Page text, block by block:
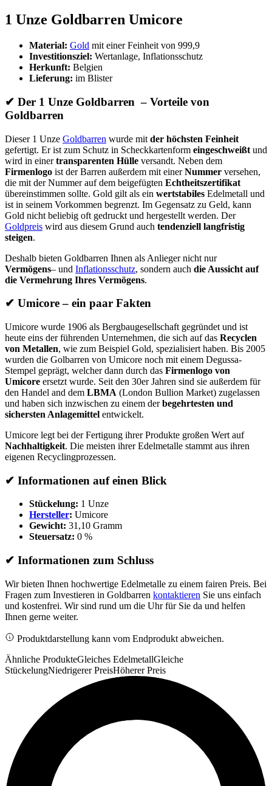
1 Unze Goldbarren Umicore
Material: Gold mit einer Feinheit von 999,9
Investitionsziel: Wertanlage, Inflationsschutz
Herkunft: Belgien
Lieferung: im Blister
✔ Der 1 Unze Goldbarren – Vorteile von
Goldbarren
Dieser 1 Unze Goldbarren wurde mit der höchsten Feinheit
gefertigt. Er ist zum Schutz in Scheckkartenform eingeschweißt und
wird in einertransparenten Hülle versandt. Neben dem
Firmenlogo ist der Barren außerdem mit einerNummer versehen,
die mit der Nummer auf dem beigefügten Echtheitszertifikat
übereinstimmen sollte. Gold gilt als ein wertstabiles Edelmetall und
ist in seinem Vorkommen begrenzt. Im Gegensatz zu Geld, kann
Gold nicht beliebig oft gedruckt und hergestellt werden. Der
Goldpreis wird aus diesem Grund auch tendenziell langfristig
steigen.
Deshalb bieten Goldbarren Ihnen als Anlieger nicht nur
Vermögens– und Inflationsschutz, sondern auch die Aussicht auf
die Vermehrung Ihres Vermögens.
✔ Umicore – ein paar Fakten
Umicore wurde 1906 als Bergbaugesellschaft gegründet und ist
heute eins der führenden Unternehmen, die sich auf das Recyclen
von Metallen, wie zum Beispiel Gold, spezialisiert haben. Bis 2005
wurden die Golbarren von Umicore noch mit einem Degussa-
Stempel geprägt, welcher dann durch das Firmenlogo von
Umicore ersetzt wurde. Seit den 30er Jahren sind sie außerdem für
den Handel and dem LBMA (London Bullion Market) zugelassen
und haben sich inzwischen zu einem derbegehrtesten und
sichersten Anlagemittel entwickelt.
Umicore legt bei der Fertigung ihrer Produkte großen Wert auf
Nachhaltigkeit. Die meisten ihrer Edelmetalle stammt aus ihren
eigenen Recyclingprozessen.
✔ Informationen auf einen Blick
Stückelung: 1 Unze
Hersteller: Umicore
Gewicht: 31,10 Gramm
Steuersatz: 0 %
✔ Informationen zum Schluss
Wir bieten Ihnen hochwertige Edelmetalle zu einem fairen Preis. Bei
Fragen zum Investieren in Goldbarren kontaktieren Sie uns einfach
und kostenfrei. Wir sind rund um die Uhr für Sie da und helfen
Ihnen gerne weiter.
Produktdarstellung kann vom Endprodukt abweichen.
Ähnliche ProdukteGleiches EdelmetallGleiche
StückelungNiedrigerer PreisHöherer Preis